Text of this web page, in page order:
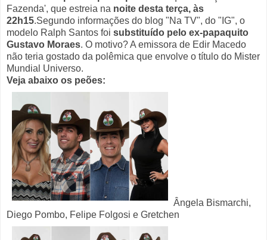
Fazenda', que estreia na noite desta terça, às
22h15.Segundo informações do blog "Na TV", do "IG", o
modelo Ralph Santos foi substituído pelo ex-papaquito
Gustavo Moraes. O motivo? A emissora de Edir Macedo
não teria gostado da polêmica que envolve o título do Mister
Mundial Universo.
Veja abaixo os peões:
Ângela Bismarchi,
Diego Pombo, Felipe Folgosi e Gretchen